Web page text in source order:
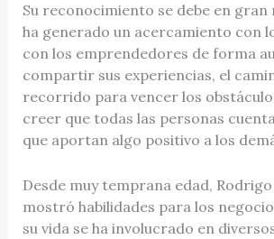
Su reconocimiento se debe en gran
ha generado un acercamiento con
con los emprendedores de forma
compartir sus experiencias, el
recorrido para vencer los
creer que todas las personas
que aportan algo positivo a los
Desde muy temprana edad,
mostró habilidades para los
su vida se ha involucrado en